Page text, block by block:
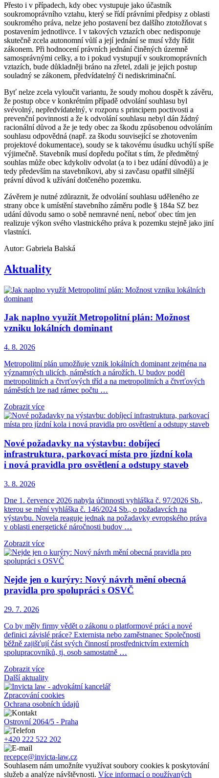
Přesto i v případech, kdy obec vystupuje jako účastník
soukromoprávního vztahu, který se řídí právními předpisy z oblasti
soukromého práva, nelze jeho postavení bez dalšího ztotožňovat s
postavením jednotlivce. I v takových vztazích obec nedisponuje
skutečně zcela autonomní vůlí a její jednání se musí vždy řídit
zákonem. Při hodnocení právních jednání činěných územně
samosprávnými celky, a to i pokud vystupují v soukromoprávních
vztazích, bude důkladněji bráno na zřetel, zdali je jejich postup
souladný se zákonem, předvídatelný či nediskriminační.
Byť nelze zcela vyloučit variantu, že soudy mohou dospět k závěru,
že postup obce v konkrétním případě odvolání souhlasu byl
svévolný, nepředvídatelný, v rozporu s principem poctivosti a
prevenční povinnosti a že k odvolání souhlasu nebyl dán žádný
racionální důvod a že je tedy obec za škodu způsobenou odvoláním
souhlasu odpovědná (např. za škodu související se zhotovením
projektové dokumentace), soudy se k takovému úsudku uchýlí spíše
výjimečně. Stavebník musí dopředu počítat s tím, že předmětný
souhlas může obec kdykoliv odvolat (a to i bez udání důvodů) a je
tedy především na stavebníkovi, aby si zavčasu opatřil silnější
právní důvod k užívání dotčeného pozemku.
Závěrem je nutné zdůraznit, že odvolání souhlasu uděleného ze
strany obce k umístění stavebního záměru podle § 184a SZ bez
udání důvodu samo o sobě nemravné není, neboť obec tím jen
realizuje výkon svého vlastnického práva k pozemku stejně jako jiní
vlastníci.
Autor: Gabriela Balská
Aktuality
Jak naplno využít Metropolitní plán: Možnost
vzniku lokálních dominant
4. 8. 2026
Metropolitní plán umožňuje vznik lokálních dominant zejména na
významných ulicích, náměstích a nárožích. U budov podél
metropolitních a čtvrťových tříd a na metropolitních a čtvrťových
náměstích lze nad rámec počtu …
Zobrazit více
Nové požadavky na výstavbu: dobíjecí
infrastruktura, parkovací místa pro jízdní kola
i nová pravidla pro osvětlení a odstupy staveb
3. 8. 2026
Dne 1. července 2026 nabyla účinnosti vyhláška č. 97/2026 Sb.,
kterou se mění vyhláška č. 146/2024 Sb., o požadavcích na
výstavbu. Novela reaguje jednak na požadavky evropského práva
v oblasti energetické náročnosti budov …
Zobrazit více
Nejde jen o kurýry: Nový návrh mění obecná
pravidla pro spolupráci s OSVČ
29. 7. 2026
Co by měly firmy vědět o zákonu o platformové práci a nové
definici závislé práce? Externista nebo zaměstnanec Společnosti
běžně zajišťují část svých činností prostřednictvím externích
spolupracovníků, tj. osob samostatně …
Zobrazit více
Další aktuality
Zpracování cookies
Ochrana osobních údajů
Ostrovní 2064/5 - Praha
+420 222 522 202
recepce@invicta-law.cz
Souhlasem nám umožníte využívat soubory cookies k poskytování
služeb a analýze návštěvnosti. Více informací o používaných